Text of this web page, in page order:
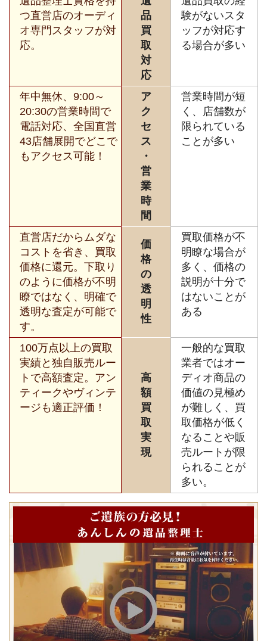
つ直営店のオーディ
オ専門スタッフが対
応。
品
買
取
対
応
験がないスタ
ッフが対応す
る場合が多い
年中無休、9:00～
20:30の営業時間で
電話対応、全国直営
43店舗展開でどこで
もアクセス可能！
ア
ク
セ
ス
・
営
業
時
間
営業時間が短
く、店舗数が
限られている
ことが多い
直営店だからムダな
コストを省き、買取
価格に還元。下取り
のように価格が不明
瞭ではなく、明確で
透明な査定が可能で
す。
価
格
の
透
明
性
買取価格が不
明瞭な場合が
多く、価格の
説明が十分で
はないことが
ある
100万点以上の買取
実績と独自販売ルー
トで高額査定。アン
ティークやヴィンテ
ージも適正評価！
高
額
買
取
実
現
一般的な買取
業者ではオー
ディオ商品の
価値の見極め
が難しく、買
取価格が低く
なることや販
売ルートが限
られることが
多い。